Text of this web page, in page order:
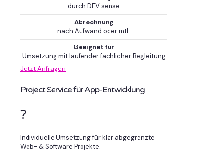
durch DEV sense
Abrechnung
nach Aufwand oder mtl.
Geeignet für
Umsetzung mit laufender fachlicher Begleitung
Jetzt Anfragen
Project Service für App-Entwicklung
?
Individuelle Umsetzung für klar abgegrenzte
Web- & Software Projekte.